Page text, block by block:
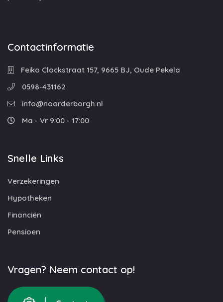
Contactinformatie
Feiko Clockstraat 157, 9665 BJ, Oude Pekela
0598-431162
info@noorderborgh.nl
Ma - Vr 9:00 - 17:00
Snelle Links
Verzekeringen
Hypotheken
Financiën
Pensioen
Vragen? Neem contact op!